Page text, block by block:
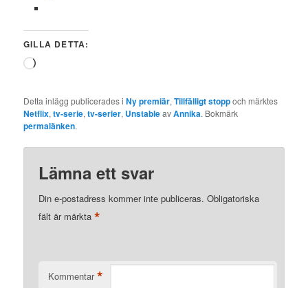
GILLA DETTA:
Laddar
Detta inlägg publicerades iNy premiär,Tillfälligt stoppoch märktes
Netflix,tv-serie,tv-serier, UnstableavAnnika. Bokmärk
permalänken.
Lämna ett svar
Din e-postadress kommer inte publiceras. Obligatoriska
fält är märkta*
Kommentar *